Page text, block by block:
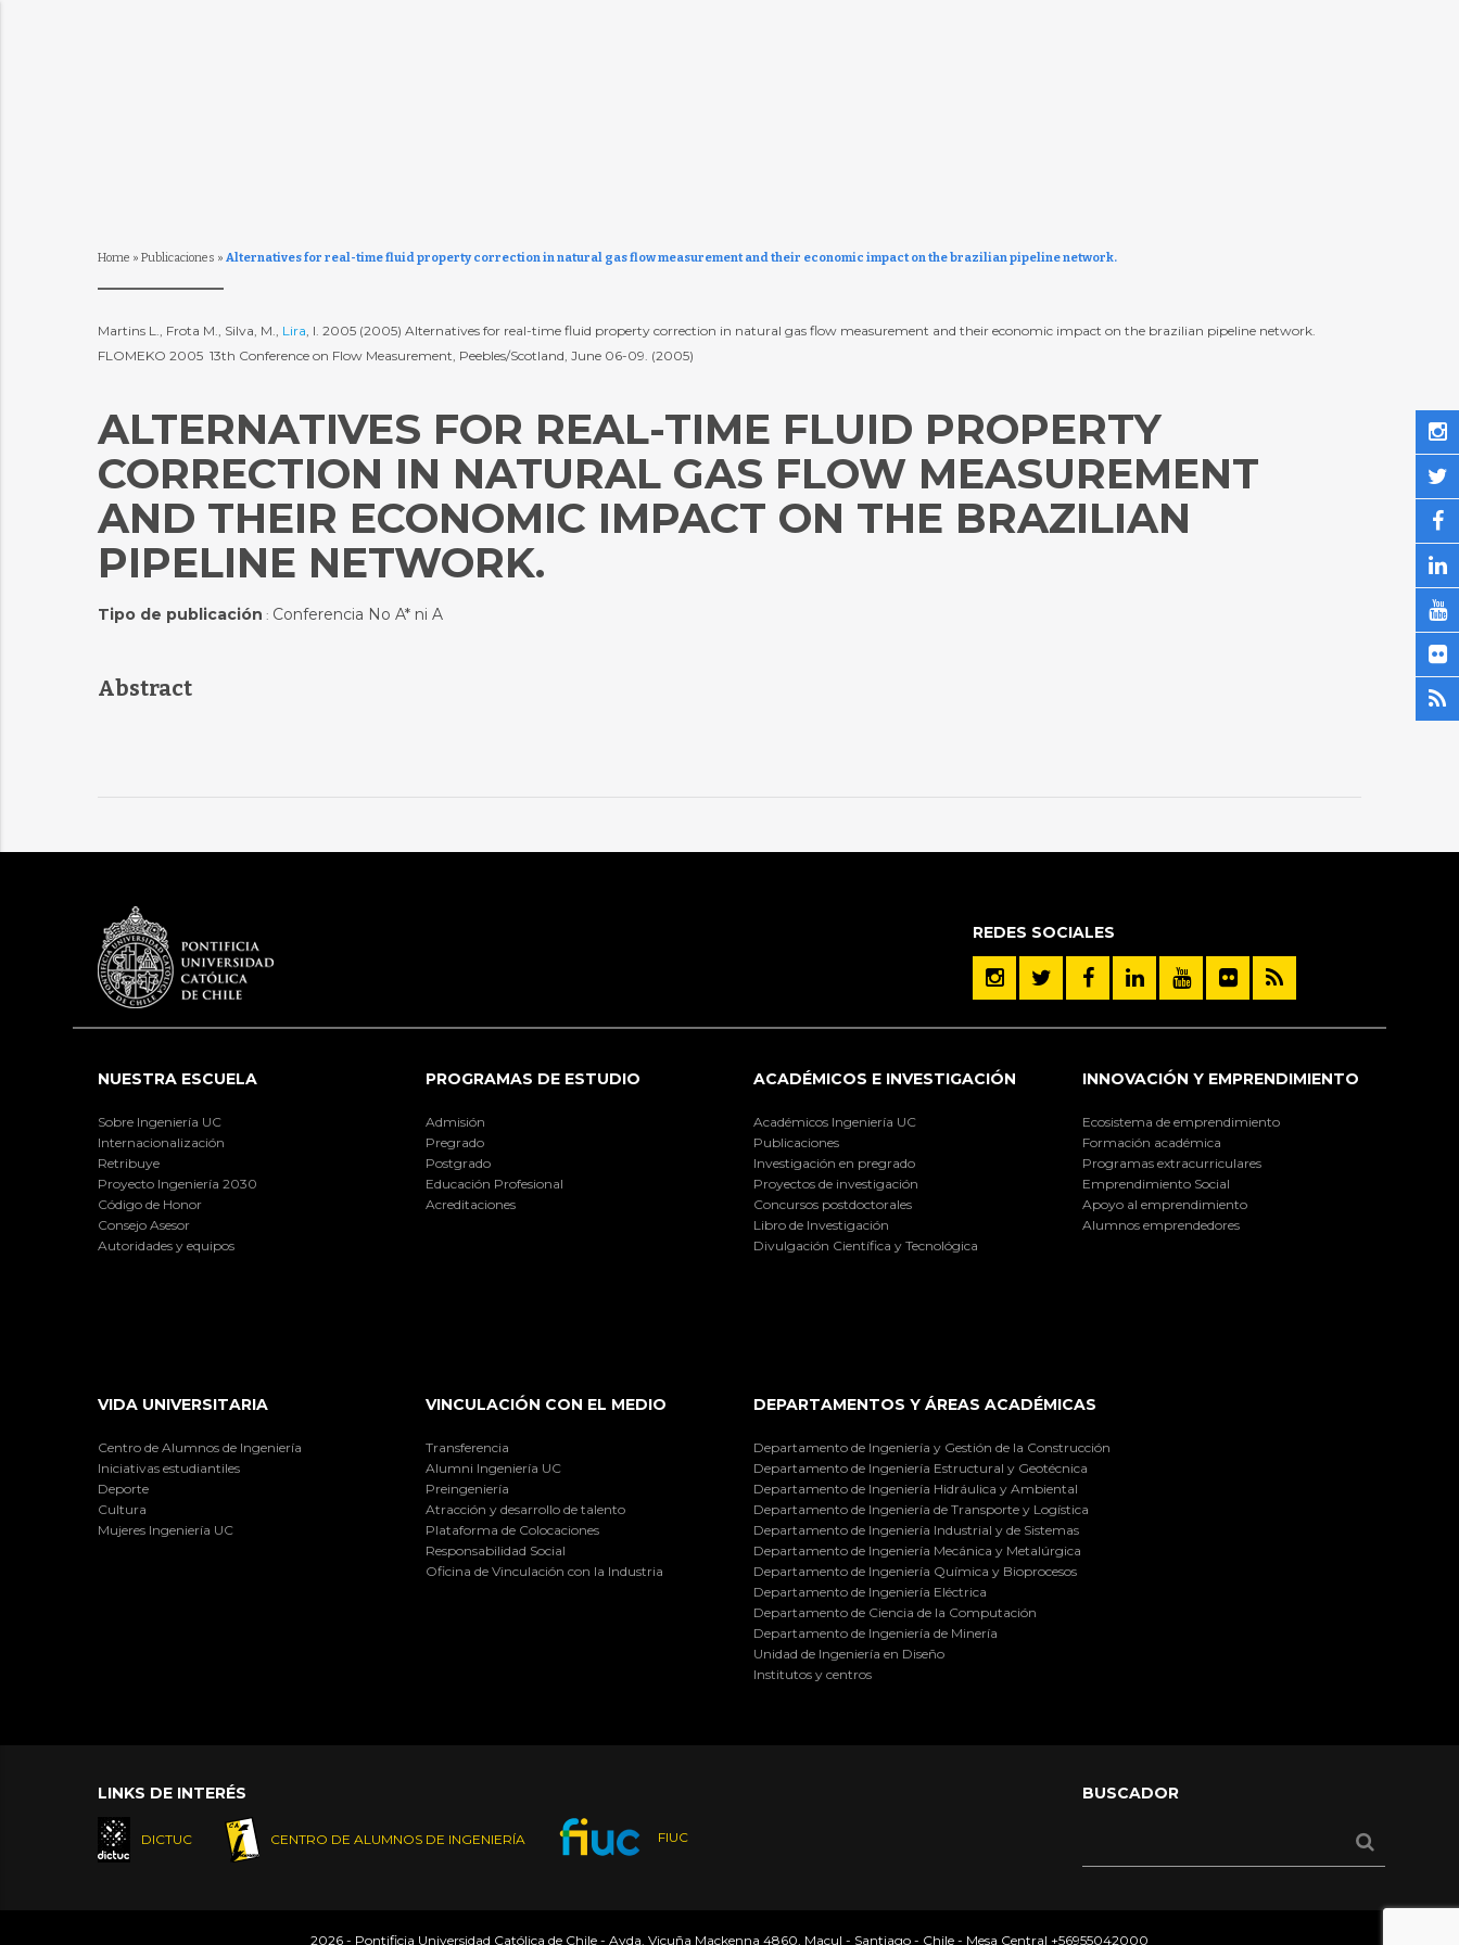
Home » Publicaciones » Alternatives for real-time fluid property correction in natural gas flow measurement and their economic impact on the brazilian pipeline network.
Martins L., Frota M., Silva, M., Lira, I. 2005 (2005) Alternatives for real-time fluid property correction in natural gas flow measurement and their economic impact on the brazilian pipeline network.
FLOMEKO 2005  13th Conference on Flow Measurement, Peebles/Scotland, June 06-09. (2005)
ALTERNATIVES FOR REAL-TIME FLUID PROPERTY
CORRECTION IN NATURAL GAS FLOW MEASUREMENT
AND THEIR ECONOMIC IMPACT ON THE BRAZILIAN
PIPELINE NETWORK.
Tipo de publicación : Conferencia No A* ni A
Abstract
REDES SOCIALES
NUESTRA ESCUELA
Sobre Ingeniería UC
Internacionalización
Retribuye
Proyecto Ingeniería 2030
Código de Honor
Consejo Asesor
Autoridades y equipos
PROGRAMAS DE ESTUDIO
Admisión
Pregrado
Postgrado
Educación Profesional
Acreditaciones
ACADÉMICOS E INVESTIGACIÓN
Académicos Ingeniería UC
Publicaciones
Investigación en pregrado
Proyectos de investigación
Concursos postdoctorales
Libro de Investigación
Divulgación Científica y Tecnológica
INNOVACIÓN Y EMPRENDIMIENTO
Ecosistema de emprendimiento
Formación académica
Programas extracurriculares
Emprendimiento Social
Apoyo al emprendimiento
Alumnos emprendedores
VIDA UNIVERSITARIA
Centro de Alumnos de Ingeniería
Iniciativas estudiantiles
Deporte
Cultura
Mujeres Ingeniería UC
VINCULACIÓN CON EL MEDIO
Transferencia
Alumni Ingeniería UC
Preingeniería
Atracción y desarrollo de talento
Plataforma de Colocaciones
Responsabilidad Social
Oficina de Vinculación con la Industria
DEPARTAMENTOS Y ÁREAS ACADÉMICAS
Departamento de Ingeniería y Gestión de la Construcción
Departamento de Ingeniería Estructural y Geotécnica
Departamento de Ingeniería Hidráulica y Ambiental
Departamento de Ingeniería de Transporte y Logística
Departamento de Ingeniería Industrial y de Sistemas
Departamento de Ingeniería Mecánica y Metalúrgica
Departamento de Ingeniería Química y Bioprocesos
Departamento de Ingeniería Eléctrica
Departamento de Ciencia de la Computación
Departamento de Ingeniería de Minería
Unidad de Ingeniería en Diseño
Institutos y centros
LINKS DE INTERÉS
DICTUC CENTRO DE ALUMNOS DE INGENIERÍA FIUC
BUSCADOR
2026 - Pontificia Universidad Católica de Chile - Avda. Vicuña Mackenna 4860, Macul - Santiago - Chile - Mesa Central +56955042000